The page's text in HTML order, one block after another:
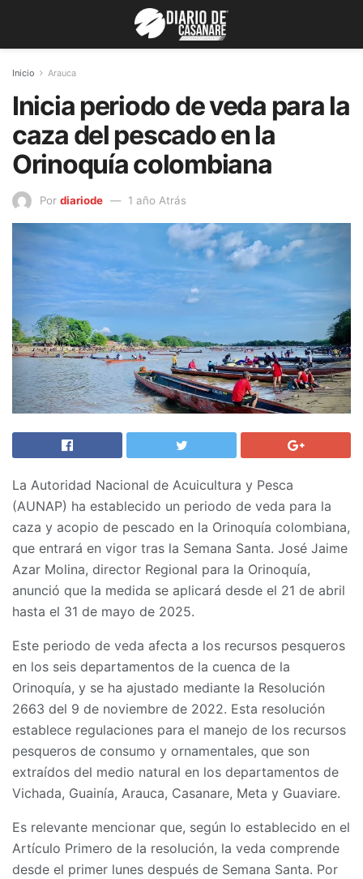
Inicio Arauca
Inicia periodo de veda para la
caza del pescado en la
Orinoquía colombiana
Por diariode 1 año Atrás
La Autoridad Nacional de Acuicultura y Pesca
(AUNAP) ha establecido un periodo de veda para la
caza y acopio de pescado en la Orinoquía colombiana,
que entrará en vigor tras la Semana Santa. José Jaime
Azar Molina, director Regional para la Orinoquía,
anunció que la medida se aplicará desde el 21 de abril
hasta el 31 de mayo de 2025.
Este periodo de veda afecta a los recursos pesqueros
en los seis departamentos de la cuenca de la
Orinoquía, y se ha ajustado mediante la Resolución
2663 del 9 de noviembre de 2022. Esta resolución
establece regulaciones para el manejo de los recursos
pesqueros de consumo y ornamentales, que son
extraídos del medio natural en los departamentos de
Vichada, Guainía, Arauca, Casanare, Meta y Guaviare.
Es relevante mencionar que, según lo establecido en el
Artículo Primero de la resolución, la veda comprende
desde el primer lunes después de Semana Santa. Por